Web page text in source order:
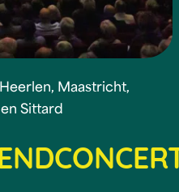
Maastricht,
Sittard